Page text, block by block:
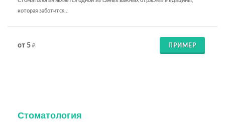
которая заботится...
от 5 ₽ ПРИМЕР
Стоматология